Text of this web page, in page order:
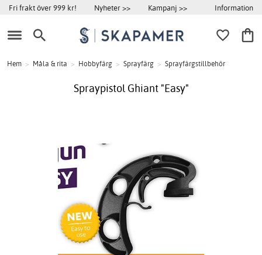
Fri frakt över 999 kr! Nyheter >> Kampanj >> Information
Hem > Måla & rita > Hobbyfärg > Sprayfärg > Sprayfärgstillbehör
Spraypistol Ghiant "Easy"